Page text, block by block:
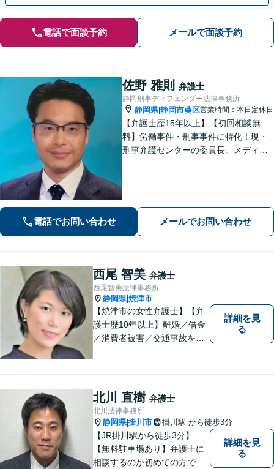
電話で面談予約 メールで面談予約
佐野 雅則 弁護士
静岡刑事ディフェンダー法律事務所
静岡県|静岡市葵区営業時間：本日定休日
【弁護士歴15年以上】【初回相談無
料】労働事件・刑事事件に特化！現・
刑事弁護センターの委員長。メディア
電話でお問い合わせ メールでお問い合わせ
西尾 智美 弁護士
西尾智美法律事務所
静岡県|焼津市
【焼津市の女性弁護士】【弁
護士歴10年以上】離婚／借金
／消費者被害／交通事故を中
い、解決策を見つけていきま
す。一人で悩まずご相談くだ
さい【駐車場あり】
詳細を見
る
北川 直樹 弁護士
北川法律事務所
静岡県|掛川市 掛川駅 から徒歩3分
【JR掛川駅から徒歩3分】
【無料駐車場あり】弁護士に
相談するのが初めての方でも
詳細を見
る